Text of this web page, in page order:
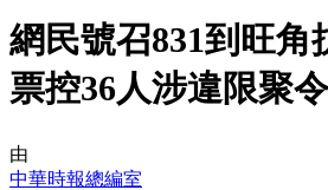
網民號召831到旺
票控36人涉違限聚令
由
中華時報總編室